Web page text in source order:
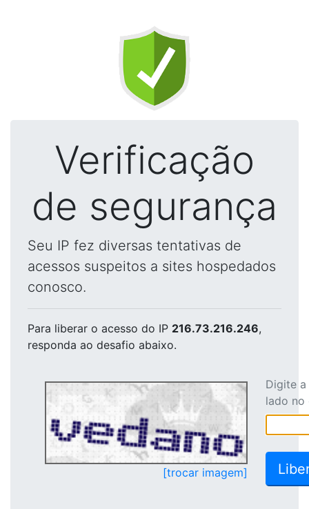
Verificação
de segurança
Seu IP fez diversas tentativas de
acessos suspeitos a sites hospedados
conosco.
Para liberar o acesso do IP 216.73.216.246,
responda ao desafio abaixo.
[trocar imagem]
Digite
lado no